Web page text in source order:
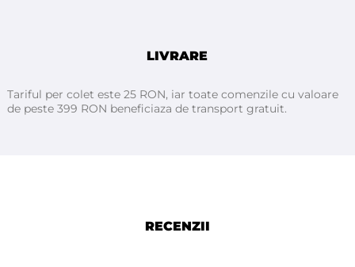
LIVRARE
Tariful per colet este 25 RON, iar toate comenzile cu valoare
de peste 399 RON beneficiaza de transport gratuit.
RECENZII